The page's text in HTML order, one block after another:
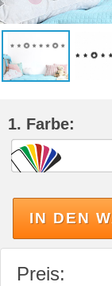
1. Farbe:
IN DEN
Preis: